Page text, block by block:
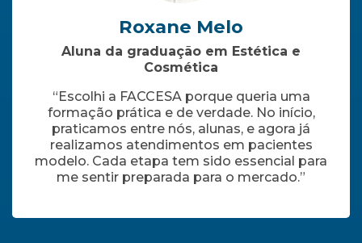
Roxane Melo
Aluna da graduação em Estética e
Cosmética
“Escolhi a FACCESA porque queria uma
formação prática e de verdade. No início,
praticamos entre nós, alunas, e agora já
realizamos atendimentos em pacientes
modelo. Cada etapa tem sido essencial para
me sentir preparada para o mercado.”